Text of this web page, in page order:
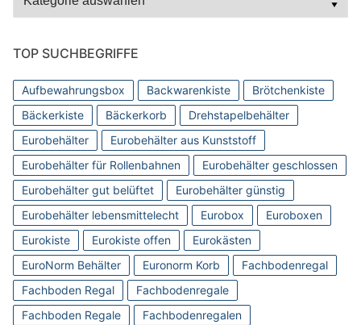
TOP SUCHBEGRIFFE
Aufbewahrungsbox Backwarenkiste
Brötchenkiste
Bäckerkiste
Bäckerkorb
Drehstapelbehälter
Eurobehälter
Eurobehälter aus Kunststoff
Eurobehälter für Rollenbahnen
Eurobehälter geschlossen
Eurobehälter gut belüftet
Eurobehälter günstig
Eurobehälter lebensmittelecht
Eurobox
Euroboxen
Eurokiste
Eurokiste offen
Eurokästen
EuroNorm Behälter
Euronorm Korb
Fachbodenregal
Fachboden Regal
Fachbodenregale
Fachboden Regale
Fachbodenregalen